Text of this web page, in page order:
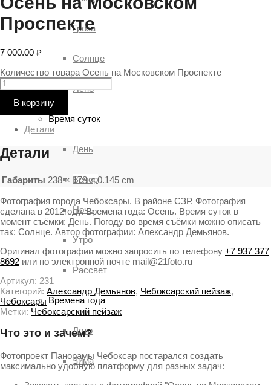
Гроза
Солнце
Ясно
Время суток
День
Вечер
Ночь
Утро
Рассвет
Времена года
Лето
Зима
Проспекте
7 000.00 ₽
Количество товара Осень на Московском Проспекте
В корзину
Детали
Детали
Габариты 238 × 178 × 0.145 cm
Фотография города Чебоксары. В районе СЗР. Фотография
сделана в 2012году. Времена года: Осень. Время суток в
момент съёмки: День. Погоду во время съёмки можно описать
так: Солнце. Автор фотографии: Александр Демьянов.
Оригинал фотографии можно запросить по телефону +7 937 377
8692 или по электронной почте mail@21foto.ru
Артикул: 231
Категорий: Александр Демьянов, Чебоксарский пейзаж,
Чебоксары
Метки: Чебоксарский пейзаж
Что это и зачем?
Фотопроект Панорамы Чебоксар постарался создать
максимально удобную платформу для разных задач: